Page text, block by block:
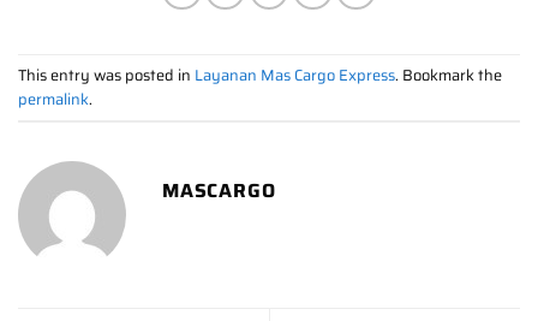
This entry was posted in Layanan Mas Cargo Express. Bookmark the
permalink.
MASCARGO